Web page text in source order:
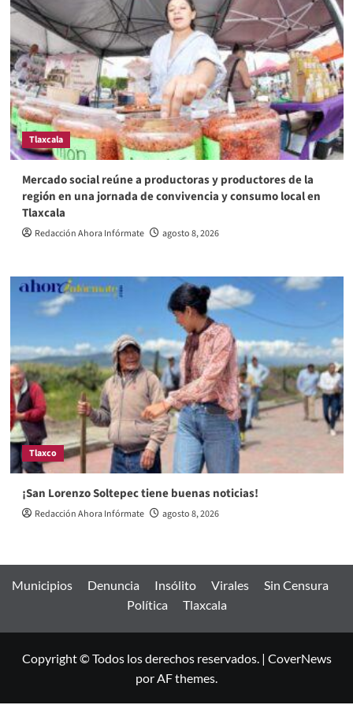
Tlaxcala
Mercado social reúne a productoras y productores de la
región en una jornada de convivencia y consumo local en
Tlaxcala
Redacción Ahora Infórmate agosto 8, 2026
Tlaxco
¡San Lorenzo Soltepec tiene buenas noticias!
Redacción Ahora Infórmate agosto 8, 2026
Municipios Denuncia Insólito Virales
Sin Censura
Política
Tlaxcala
Copyright © Todos los derechos reservados. | CoverNews
por AF themes.